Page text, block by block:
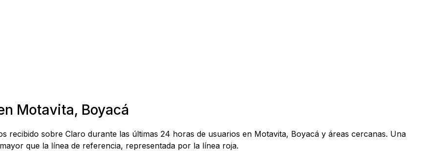
Motavita, Boyacá
recibido sobre Claro durante las últimas 24 horas de usuarios en Motavita, Boyacá y áreas cercanas. Una
que la línea de referencia, representada por la línea roja.